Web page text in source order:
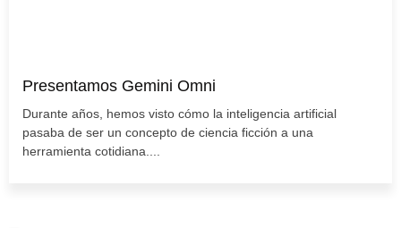
Presentamos Gemini Omni
Durante años, hemos visto cómo la inteligencia artificial
pasaba de ser un concepto de ciencia ficción a una
herramienta cotidiana....